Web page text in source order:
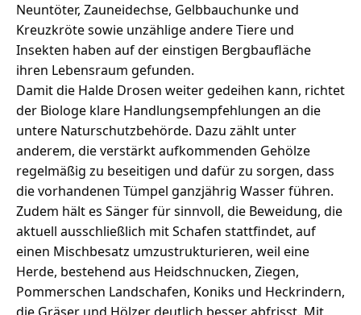
Neuntöter, Zauneidechse, Gelbbauchunke und
Kreuzkröte sowie unzählige andere Tiere und
Insekten haben auf der einstigen Bergbaufläche
ihren Lebensraum gefunden.
Damit die Halde Drosen weiter gedeihen kann, richtet
der Biologe klare Handlungsempfehlungen an die
untere Naturschutzbehörde. Dazu zählt unter
anderem, die verstärkt aufkommenden Gehölze
regelmäßig zu beseitigen und dafür zu sorgen, dass
die vorhandenen Tümpel ganzjährig Wasser führen.
Zudem hält es Sänger für sinnvoll, die Beweidung, die
aktuell ausschließlich mit Schafen stattfindet, auf
einen Mischbesatz umzustrukturieren, weil eine
Herde, bestehend aus Heidschnucken, Ziegen,
Pommerschen Landschafen, Koniks und Heckrindern,